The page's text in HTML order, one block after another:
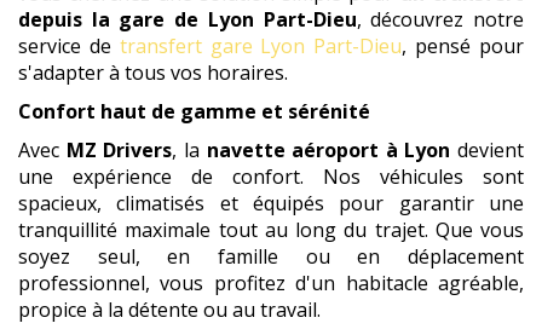
depuis la gare de Lyon Part-Dieu, découvrez notre
service de transfert gare Lyon Part-Dieu, pensé pour
s'adapter à tous vos horaires.
Confort haut de gamme et sérénité
Avec MZ Drivers, la navette aéroport à Lyon devient
une expérience de confort. Nos véhicules sont
spacieux, climatisés et équipés pour garantir une
tranquillité maximale tout au long du trajet. Que vous
soyez seul, en famille ou en déplacement
professionnel, vous profitez d'un habitacle agréable,
propice à la détente ou au travail.